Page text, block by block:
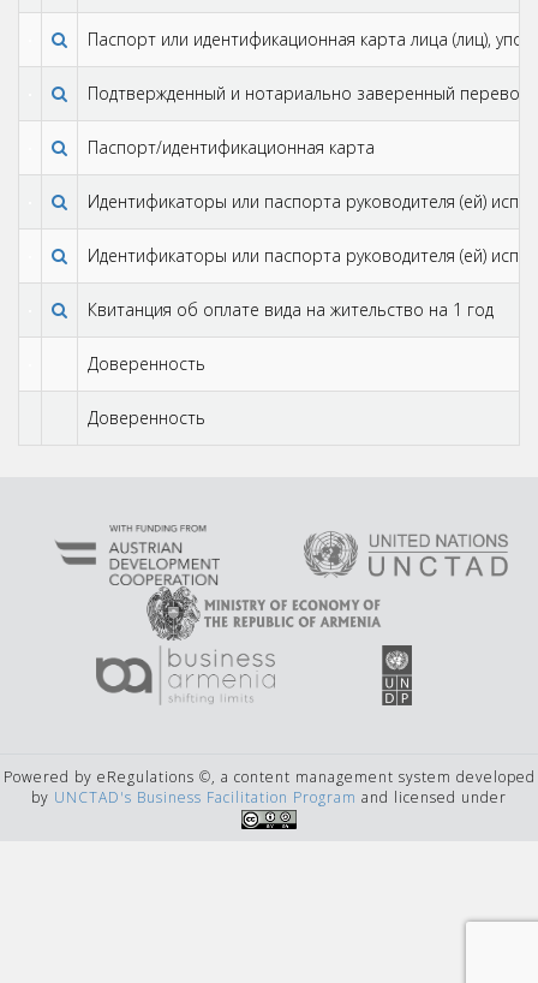
Паспорт или идентификационная карта лица (лиц),
Подтвержденный и нотариально заверенный перевод
Паспорт/идентификационная карта
Идентификаторы или паспортa руководителя (ей)
Идентификаторы или паспортa руководителя (ей)
Квитанция об оплате вида на жительство на 1 год
Доверенность
Доверенность
Powered by eRegulations ©, a content management system developed
by UNCTAD's Business Facilitation Program and licensed under